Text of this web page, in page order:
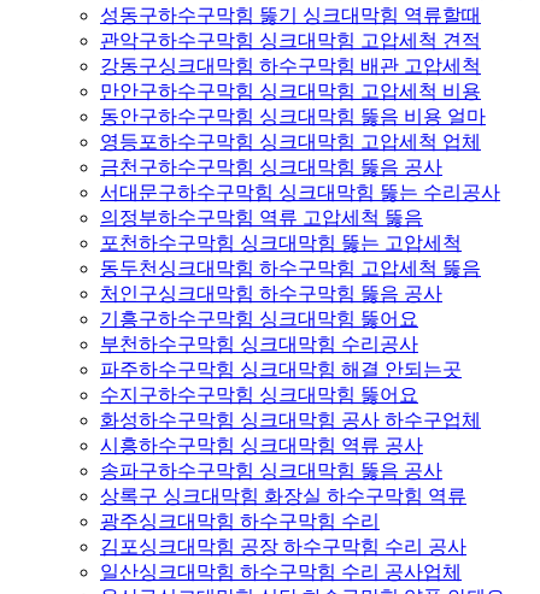
성동구하수구막힘 뚫기 싱크대막힘 역류할때
관악구하수구막힘 싱크대막힘 고압세척 견적
강동구싱크대막힘 하수구막힘 배관 고압세척
만안구하수구막힘 싱크대막힘 고압세척 비용
동안구하수구막힘 싱크대막힘 뚫음 비용 얼마
영등포하수구막힘 싱크대막힘 고압세척 업체
금천구하수구막힘 싱크대막힘 뚫음 공사
서대문구하수구막힘 싱크대막힘 뚫는 수리공사
의정부하수구막힘 역류 고압세척 뚫음
포천하수구막힘 싱크대막힘 뚫는 고압세척
동두천싱크대막힘 하수구막힘 고압세척 뚫음
처인구싱크대막힘 하수구막힘 뚫음 공사
기흥구하수구막힘 싱크대막힘 뚫어요
부천하수구막힘 싱크대막힘 수리공사
파주하수구막힘 싱크대막힘 해결 안되는곳
수지구하수구막힘 싱크대막힘 뚫어요
화성하수구막힘 싱크대막힘 공사 하수구업체
시흥하수구막힘 싱크대막힘 역류 공사
송파구하수구막힘 싱크대막힘 뚫음 공사
상록구 싱크대막힘 화장실 하수구막힘 역류
광주싱크대막힘 하수구막힘 수리
김포싱크대막힘 공장 하수구막힘 수리 공사
일산싱크대막힘 하수구막힘 수리 공사업체